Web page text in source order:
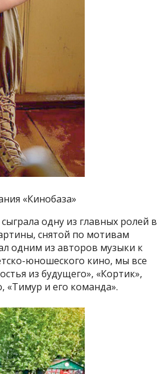
«Кинобаза»
одну из главных ролей в
снятой по мотивам
одним из авторов музыки к
юношеского кино, мы все
из будущего», «Кортик»,
«Тимур и его команда».